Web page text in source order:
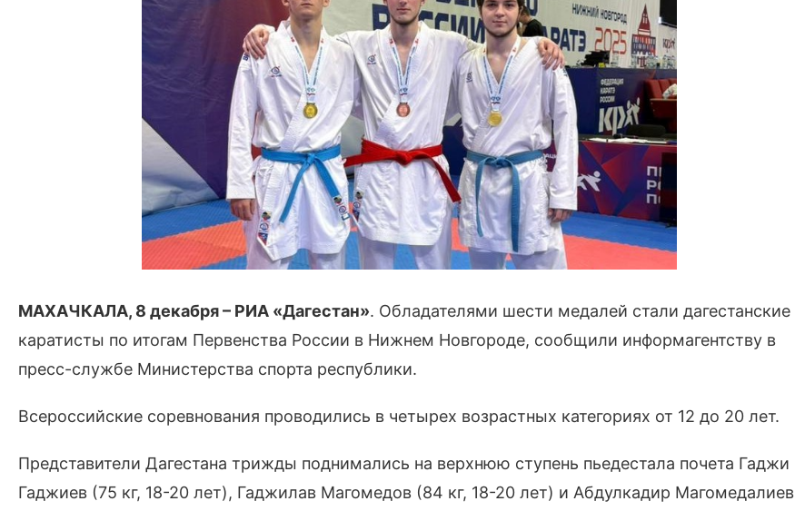
МАХАЧКАЛА, 8 декабря – РИА «Дагестан». Обладателями шести медалей стали дагестанские
каратисты по итогам Первенства России в Нижнем Новгороде, сообщили информагентству в
пресс-службе Министерства спорта республики.
Всероссийские соревнования проводились в четырех возрастных категориях от 12 до 20 лет.
Представители Дагестана трижды поднимались на верхнюю ступень пьедестала почета Гаджи
Гаджиев (75 кг, 18-20 лет), Гаджилав Магомедов (84 кг, 18-20 лет) и Абдулкадир Магомедалиев